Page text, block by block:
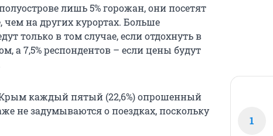
лишь 5% горожан, они посетят
на других курортах. Больше
только в том случае, если отдохнуть в
а 7,5% респондентов – если цены будут
каждый пятый (22,6%) опрошенный
не задумываются о поездках, поскольку
1